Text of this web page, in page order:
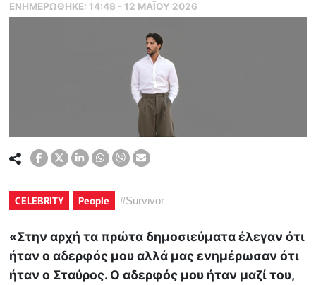
ΕΝΗΜΕΡΏΘΗΚΕ: 14:48 - 12 ΜΑΪ́ΟΥ 2026
CELEBRITY People #Survivor
«Στην αρχή τα πρώτα δημοσιεύματα έλεγαν ότι
ήταν ο αδερφός μου αλλά μας ενημέρωσαν ότι
ήταν ο Σταύρος. Ο αδερφός μου ήταν μαζί του,